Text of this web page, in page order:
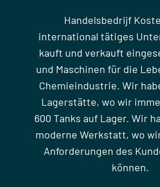
Handelsbedrijf
international tätiges
kauft und verkauft
und Maschinen für die
Chemieindustrie. Wir
Lagerstätte, wo wir
600 Tanks auf Lager. Wir
moderne Werkstatt, wo
Anforderungen des
können.